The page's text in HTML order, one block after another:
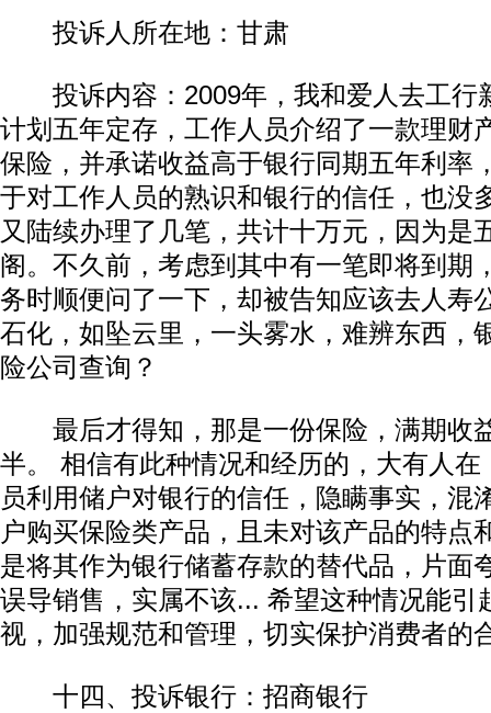
投诉人所在地：甘肃
投诉内容：2009年，我和爱人去工行
计划五年定存，工作人员介绍了一款理财
保险，并承诺收益高于银行同期五年利率
于对工作人员的熟识和银行的信任，也没
又陆续办理了几笔，共计十万元，因为是
阁。不久前，考虑到其中有一笔即将到期
务时顺便问了一下，却被告知应该去人寿
石化，如坠云里，一头雾水，难辨东西，
险公司查询？
最后才得知，那是一份保险，满期收
半。 相信有此种情况和经历的，大有人在
员利用储户对银行的信任，隐瞒事实，混
户购买保险类产品，且未对该产品的特点
是将其作为银行储蓄存款的替代品，片面
误导销售，实属不该... 希望这种情况能引
视，加强规范和管理，切实保护消费者的
十四、投诉银行：招商银行